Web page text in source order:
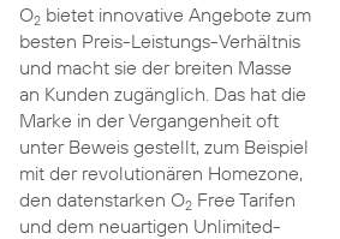
O2bietet innovative Angebote zum
besten Preis-Leistungs-Verhältnis
und macht sie der breiten Masse
an Kunden zugänglich. Das hat die
Marke in der Vergangenheit oft
unter Beweis gestellt, zum Beispiel
mit der revolutionären Homezone,
den datenstarken O2Free Tarifen
und dem neuartigen Unlimited-